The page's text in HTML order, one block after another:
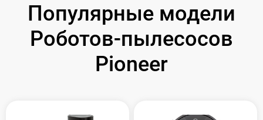
Популярные модели
Роботов-пылесосов
Pioneer